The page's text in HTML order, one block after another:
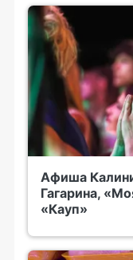
Афиша
Гагарина,
«Кауп»